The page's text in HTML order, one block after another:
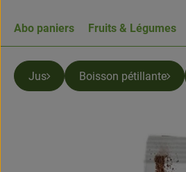
Abo paniers Fruits & Légumes
Jus Boisson pétillante